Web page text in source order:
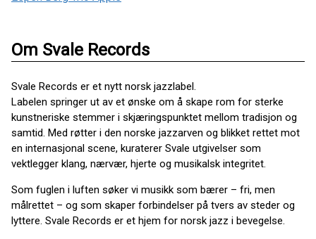
Om Svale Records
Svale Records er et nytt norsk jazzlabel.
Labelen springer ut av et ønske om å skape rom for sterke
kunstneriske stemmer i skjæringspunktet mellom tradisjon og
samtid. Med røtter i den norske jazzarven og blikket rettet mot
en internasjonal scene, kuraterer Svale utgivelser som
vektlegger klang, nærvær, hjerte og musikalsk integritet.
Som fuglen i luften søker vi musikk som bærer – fri, men
målrettet – og som skaper forbindelser på tvers av steder og
lyttere. Svale Records er et hjem for norsk jazz i bevegelse.